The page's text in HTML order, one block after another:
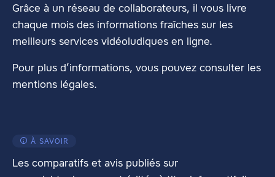
Grâce à un réseau de collaborateurs, il vous livre
chaque mois des informations fraîches sur les
meilleurs services vidéoludiques en ligne.
Pour plus d’informations, vous pouvez consulter les
mentions légales.
À SAVOIR
Les comparatifs et avis publiés sur